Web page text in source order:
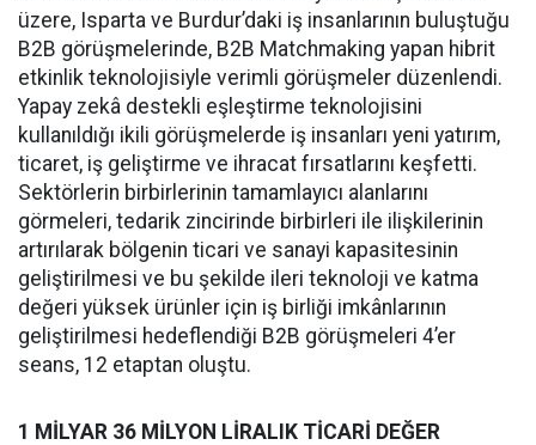
üzere, Isparta ve Burdur’daki iş insanlarının buluştuğu
B2B görüşmelerinde, B2B Matchmaking yapan hibrit
etkinlik teknolojisiyle verimli görüşmeler düzenlendi.
Yapay zekâ destekli eşleştirme teknolojisini
kullanıldığı ikili görüşmelerde iş insanları yeni yatırım,
ticaret, iş geliştirme ve ihracat fırsatlarını keşfetti.
Sektörlerin birbirlerinin tamamlayıcı alanlarını
görmeleri, tedarik zincirinde birbirleri ile ilişkilerinin
artırılarak bölgenin ticari ve sanayi kapasitesinin
geliştirilmesi ve bu şekilde ileri teknoloji ve katma
değeri yüksek ürünler için iş birliği imkânlarının
geliştirilmesi hedeflendiği B2B görüşmeleri 4’er
seans, 12 etaptan oluştu.
1 MİLYAR 36 MİLYON LİRALIK TİCARİ DEĞER